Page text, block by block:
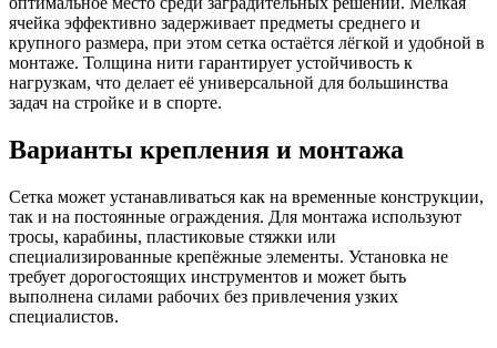
ячейка эффективно задерживает предметы среднего и
крупного размера, при этом сетка остаётся лёгкой и удобной в
монтаже. Толщина нити гарантирует устойчивость к
нагрузкам, что делает её универсальной для большинства
задач на стройке и в спорте.
Варианты крепления и монтажа
Сетка может устанавливаться как на временные конструкции,
так и на постоянные ограждения. Для монтажа используют
тросы, карабины, пластиковые стяжки или
специализированные крепёжные элементы. Установка не
требует дорогостоящих инструментов и может быть
выполнена силами рабочих без привлечения узких
специалистов.